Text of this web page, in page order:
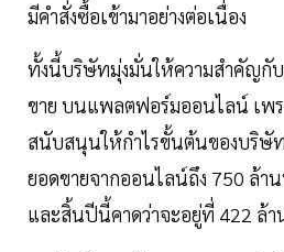
มีคำสั่งซื้อเข้ามาอย่างต่อเนื่อง
ทั้งนี้บริษัทมุ่งมั่นให้ความสำคัญกับ
ขาย บนแพลตฟอร์มออนไลน์ เพ
สนับสนุนให้กำไรขั้นต้นของบริษัท
ยอดขายจากออนไลน์ถึง 750 ล้า
และสิ้นปีนี้คาดว่าจะอยู่ที่ 422 ล้